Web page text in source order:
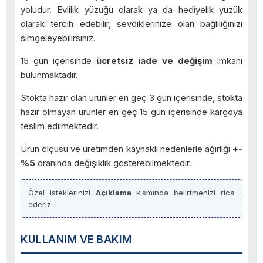
yoludur. Evlilik yüzüğü olarak ya da hediyelik yüzük
olarak tercih edebilir, sevdiklerinize olan bağlılığınızı
simgeleyebilirsiniz.
15 gün içerisinde ücretsiz iade ve değişim imkanı
bulunmaktadır.
Stokta hazır olan ürünler en geç 3 gün içerisinde, stokta
hazır olmayan ürünler en geç 15 gün içerisinde kargoya
teslim edilmektedir.
Ürün ölçüsü ve üretimden kaynaklı nedenlerle ağırlığı +-
%5 oranında değişiklik gösterebilmektedir.
Özel isteklerinizi Açıklama kısmında belirtmenizi rica
ederiz.
KULLANIM VE BAKIM